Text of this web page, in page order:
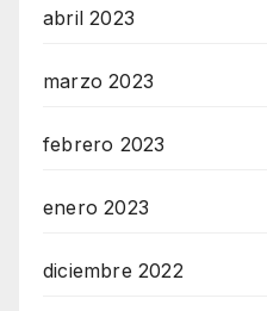
abril 2023
marzo 2023
febrero 2023
enero 2023
diciembre 2022